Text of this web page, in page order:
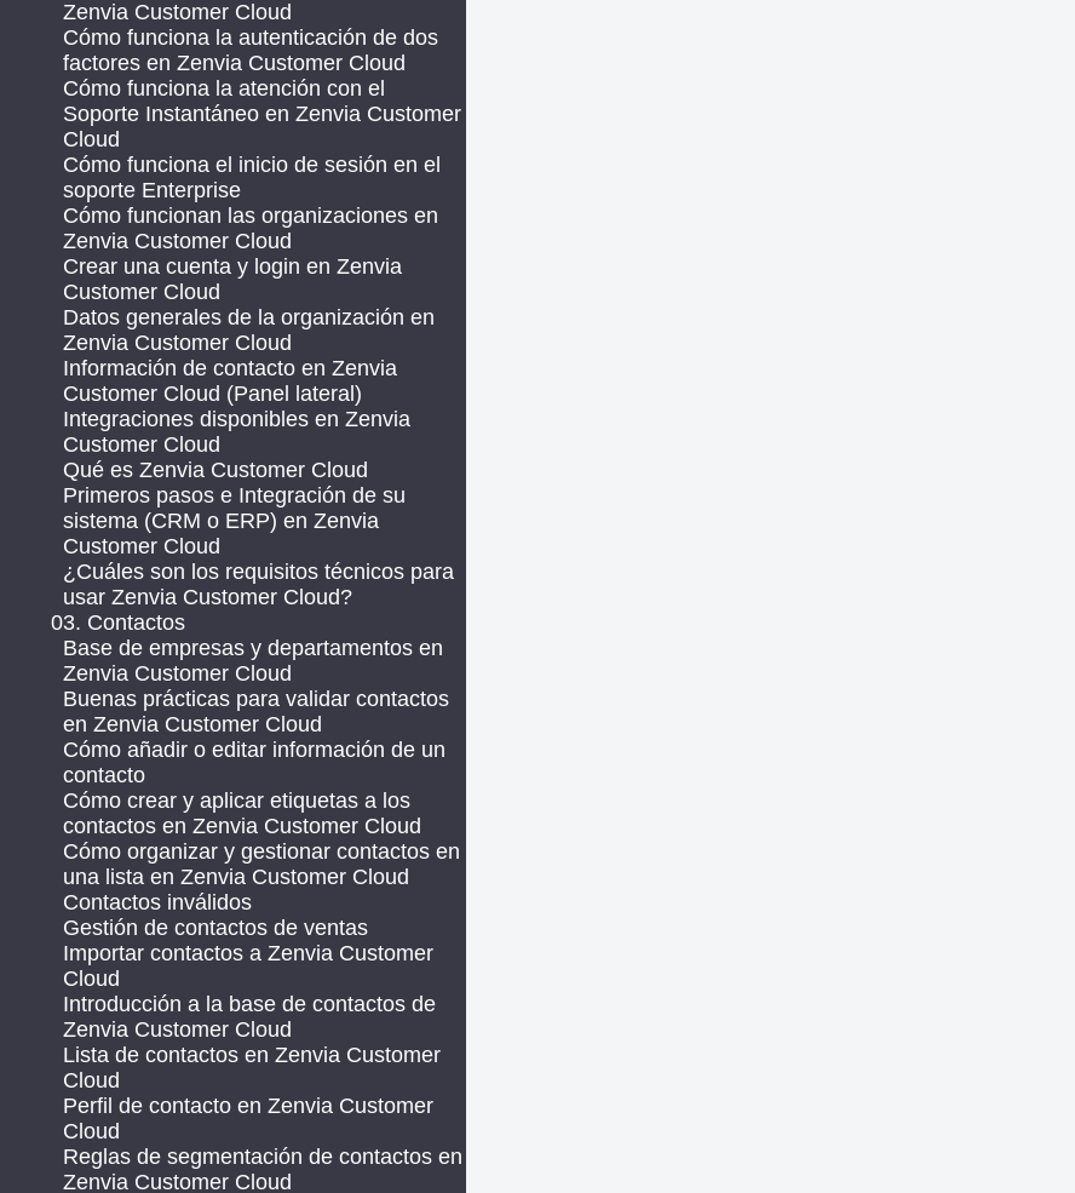
Zenvia Customer Cloud
Cómo funciona la autenticación de dos
factores en Zenvia Customer Cloud
Cómo funciona la atención con el
Soporte Instantáneo en Zenvia Customer
Cloud
Cómo funciona el inicio de sesión en el
soporte Enterprise
Cómo funcionan las organizaciones en
Zenvia Customer Cloud
Crear una cuenta y login en Zenvia
Customer Cloud
Datos generales de la organización en
Zenvia Customer Cloud
Información de contacto en Zenvia
Customer Cloud (Panel lateral)
Integraciones disponibles en Zenvia
Customer Cloud
Qué es Zenvia Customer Cloud
Primeros pasos e Integración de su
sistema (CRM o ERP) en Zenvia
Customer Cloud
¿Cuáles son los requisitos técnicos para
usar Zenvia Customer Cloud?
03. Contactos
Base de empresas y departamentos en
Zenvia Customer Cloud
Buenas prácticas para validar contactos
en Zenvia Customer Cloud
Cómo añadir o editar información de un
contacto
Cómo crear y aplicar etiquetas a los
contactos en Zenvia Customer Cloud
Cómo organizar y gestionar contactos en
una lista en Zenvia Customer Cloud
Contactos inválidos
Gestión de contactos de ventas
Importar contactos a Zenvia Customer
Cloud
Introducción a la base de contactos de
Zenvia Customer Cloud
Lista de contactos en Zenvia Customer
Cloud
Perfil de contacto en Zenvia Customer
Cloud
Reglas de segmentación de contactos en
Zenvia Customer Cloud